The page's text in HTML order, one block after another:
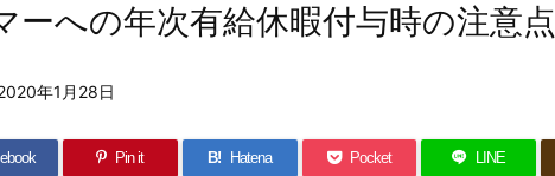
ーへの年次有給休暇付与時の注意点
年1月28日
Pin it B! Hatena Pocket LINE